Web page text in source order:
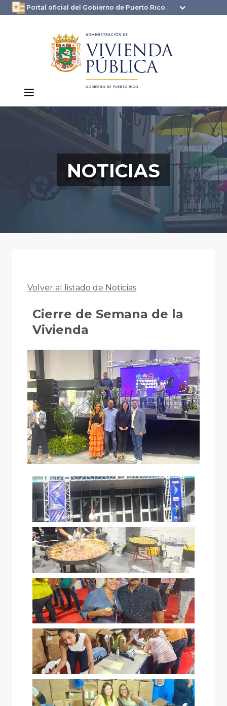
Portal oficial del Gobierno de Puerto Rico.
oficial.pr.gov
seguros .pr.gov usan
HTTPS
NOTICIAS
Volver al listado de Noticias
Cierre de Semana de la
Vivienda